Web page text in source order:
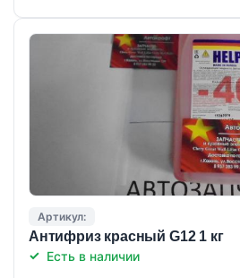
Артикул:
Антифриз красный G12 1 кг
Есть в наличии